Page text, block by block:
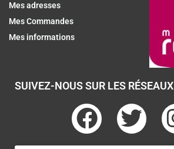
Mes adresses
Mes Commandes
Mes informations
SUIVEZ-NOUS SUR LES RÉSEAUX
F
a
T
w